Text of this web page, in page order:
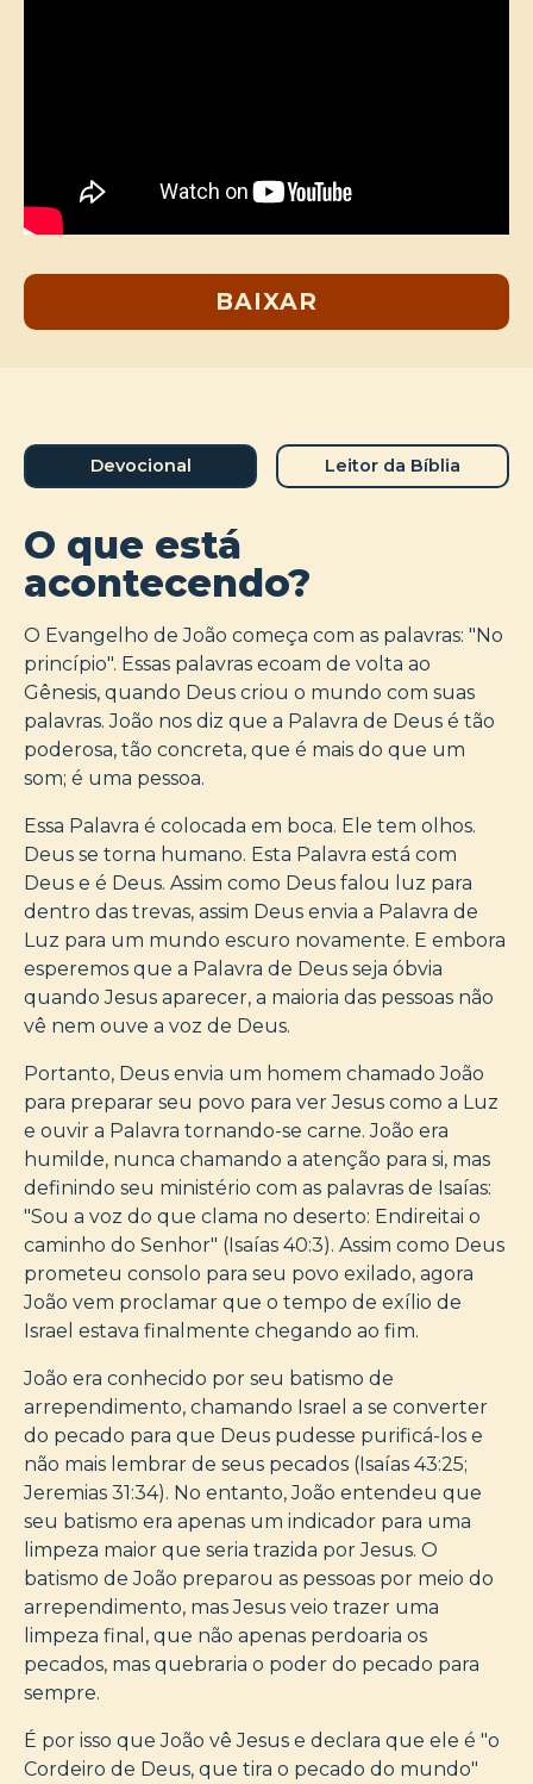
BAIXAR
Devocional Leitor da Bíblia
O que está
acontecendo?
O Evangelho de João começa com as palavras: "No
princípio". Essas palavras ecoam de volta ao
Gênesis, quando Deus criou o mundo com suas
palavras. João nos diz que a Palavra de Deus é tão
poderosa, tão concreta, que é mais do que um
som; é uma pessoa.
Essa Palavra é colocada em boca. Ele tem olhos.
Deus se torna humano. Esta Palavra está com
Deus e é Deus. Assim como Deus falou luz para
dentro das trevas, assim Deus envia a Palavra de
Luz para um mundo escuro novamente. E embora
esperemos que a Palavra de Deus seja óbvia
quando Jesus aparecer, a maioria das pessoas não
vê nem ouve a voz de Deus.
Portanto, Deus envia um homem chamado João
para preparar seu povo para ver Jesus como a Luz
e ouvir a Palavra tornando-se carne. João era
humilde, nunca chamando a atenção para si, mas
definindo seu ministério com as palavras de Isaías:
"Sou a voz do que clama no deserto: Endireitai o
caminho do Senhor" (Isaías 40:3). Assim como Deus
prometeu consolo para seu povo exilado, agora
João vem proclamar que o tempo de exílio de
Israel estava finalmente chegando ao fim.
João era conhecido por seu batismo de
arrependimento, chamando Israel a se converter
do pecado para que Deus pudesse purificá-los e
não mais lembrar de seus pecados (Isaías 43:25;
Jeremias 31:34). No entanto, João entendeu que
seu batismo era apenas um indicador para uma
limpeza maior que seria trazida por Jesus. O
batismo de João preparou as pessoas por meio do
arrependimento, mas Jesus veio trazer uma
limpeza final, que não apenas perdoaria os
pecados, mas quebraria o poder do pecado para
sempre.
É por isso que João vê Jesus e declara que ele é "o
Cordeiro de Deus, que tira o pecado do mundo"